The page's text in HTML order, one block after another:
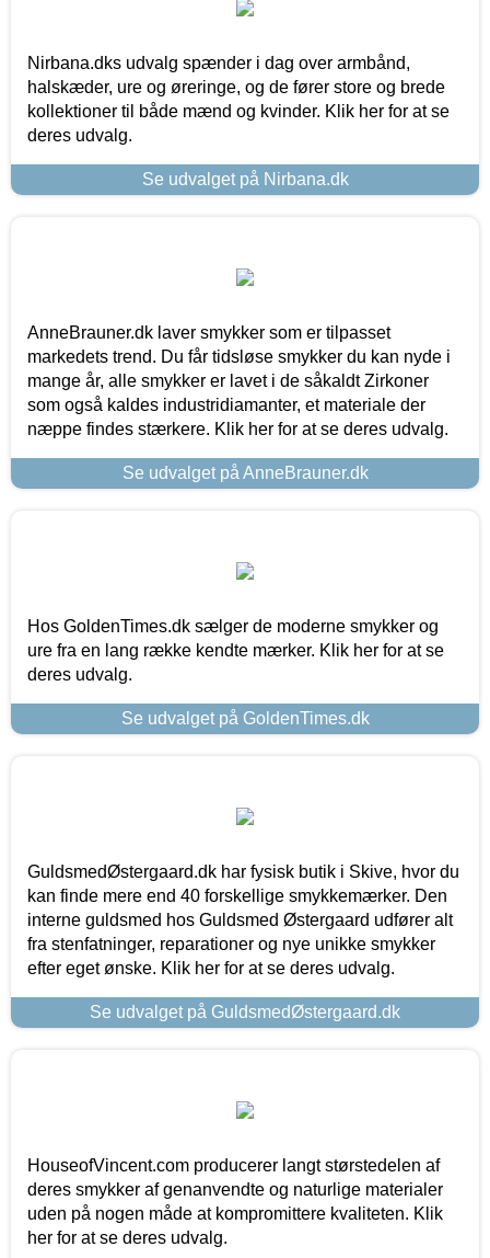
Nirbana.dks udvalg spænder i dag over armbånd,
halskæder, ure og øreringe, og de fører store og brede
kollektioner til både mænd og kvinder. Klik her for at se
deres udvalg.
Se udvalget på Nirbana.dk
AnneBrauner.dk laver smykker som er tilpasset
markedets trend. Du får tidsløse smykker du kan nyde i
mange år, alle smykker er lavet i de såkaldt Zirkoner
som også kaldes industridiamanter, et materiale der
næppe findes stærkere. Klik her for at se deres udvalg.
Se udvalget på AnneBrauner.dk
Hos GoldenTimes.dk sælger de moderne smykker og
ure fra en lang række kendte mærker. Klik her for at se
deres udvalg.
Se udvalget på GoldenTimes.dk
GuldsmedØstergaard.dk har fysisk butik i Skive, hvor du
kan finde mere end 40 forskellige smykkemærker. Den
interne guldsmed hos Guldsmed Østergaard udfører alt
fra stenfatninger, reparationer og nye unikke smykker
efter eget ønske. Klik her for at se deres udvalg.
Se udvalget på GuldsmedØstergaard.dk
HouseofVincent.com producerer langt størstedelen af
deres smykker af genanvendte og naturlige materialer
uden på nogen måde at kompromittere kvaliteten. Klik
her for at se deres udvalg.